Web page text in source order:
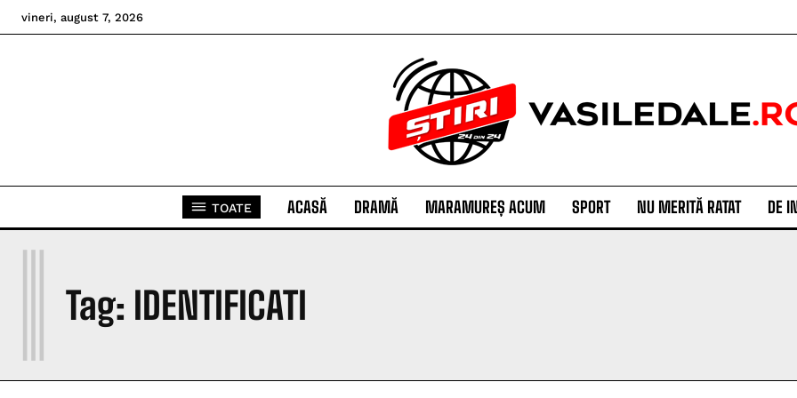
vineri, august 7, 2026
TOATE ACASĂ DRAMĂ MARAMUREȘ ACUM SPORT NU MERITĂ RATAT DE
Tag: IDENTIFICATI
I